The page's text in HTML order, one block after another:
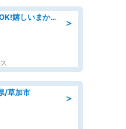
＞
ホールスタッフ/週2日～OK!嬉しいまかない付き/岡山県/浅口郡里庄町
＞
/草加市